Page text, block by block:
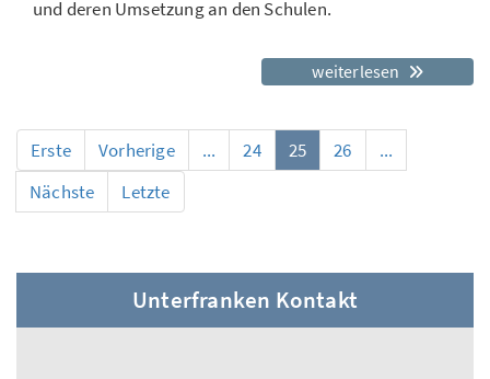
und deren Umsetzung an den Schulen.
weiterlesen
Erste Vorherige ... 24 25 26
...
Nächste
Letzte
Unterfranken Kontakt